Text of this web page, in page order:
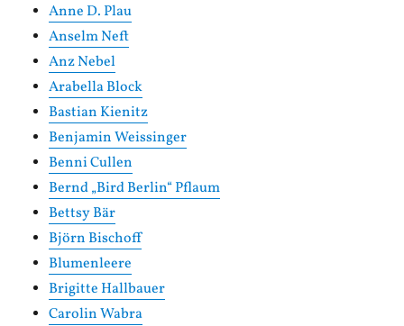
Anne D. Plau
Anselm Neft
Anz Nebel
Arabella Block
Bastian Kienitz
Benjamin Weissinger
Benni Cullen
Bernd „Bird Berlin“ Pflaum
Bettsy Bär
Björn Bischoff
Blumenleere
Brigitte Hallbauer
Carolin Wabra